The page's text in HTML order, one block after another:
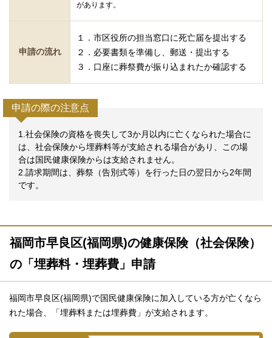
があります。
申請の流れ
１．市区役所の担当窓口に死亡届を提出する
２．必要書類を準備し、郵送・提出する
３．口座に葬祭費が振り込まれたか確認する
申請の際の注意点
1.社会保険の資格を喪失して3か月以内に亡くなられた場合に
は、社会保険から埋葬料等が支給される場合があり、この場
合は国民健康保険からは支給されません。
2.請求期間は、葬祭（告別式等）を行った日の翌日から2年間
です。
福岡市早良区(福岡県)の健康保険（社会保険）
の「埋葬料・埋葬費」申請
福岡市早良区(福岡県)で国民健康保険に加入している方が亡くなら
れた場合、「埋葬料または埋葬費」が支給されます。